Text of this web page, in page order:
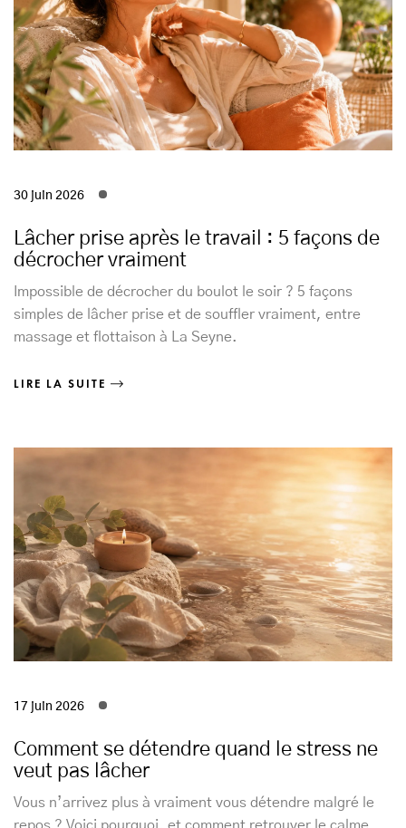
30 juin 2026
Lâcher prise après le travail : 5 façons de
décrocher vraiment
Impossible de décrocher du boulot le soir ? 5 façons
simples de lâcher prise et de souffler vraiment, entre
massage et flottaison à La Seyne.
LIRE LA SUITE
17 juin 2026
Comment se détendre quand le stress ne
veut pas lâcher
Vous n’arrivez plus à vraiment vous détendre malgré le
repos ? Voici pourquoi, et comment retrouver le calme